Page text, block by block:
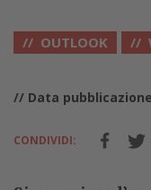
OUTLOOK
// Data
CONDIVIDI: